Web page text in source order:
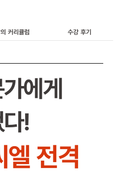
커리큘럼 수강 후기
에게
!
전격